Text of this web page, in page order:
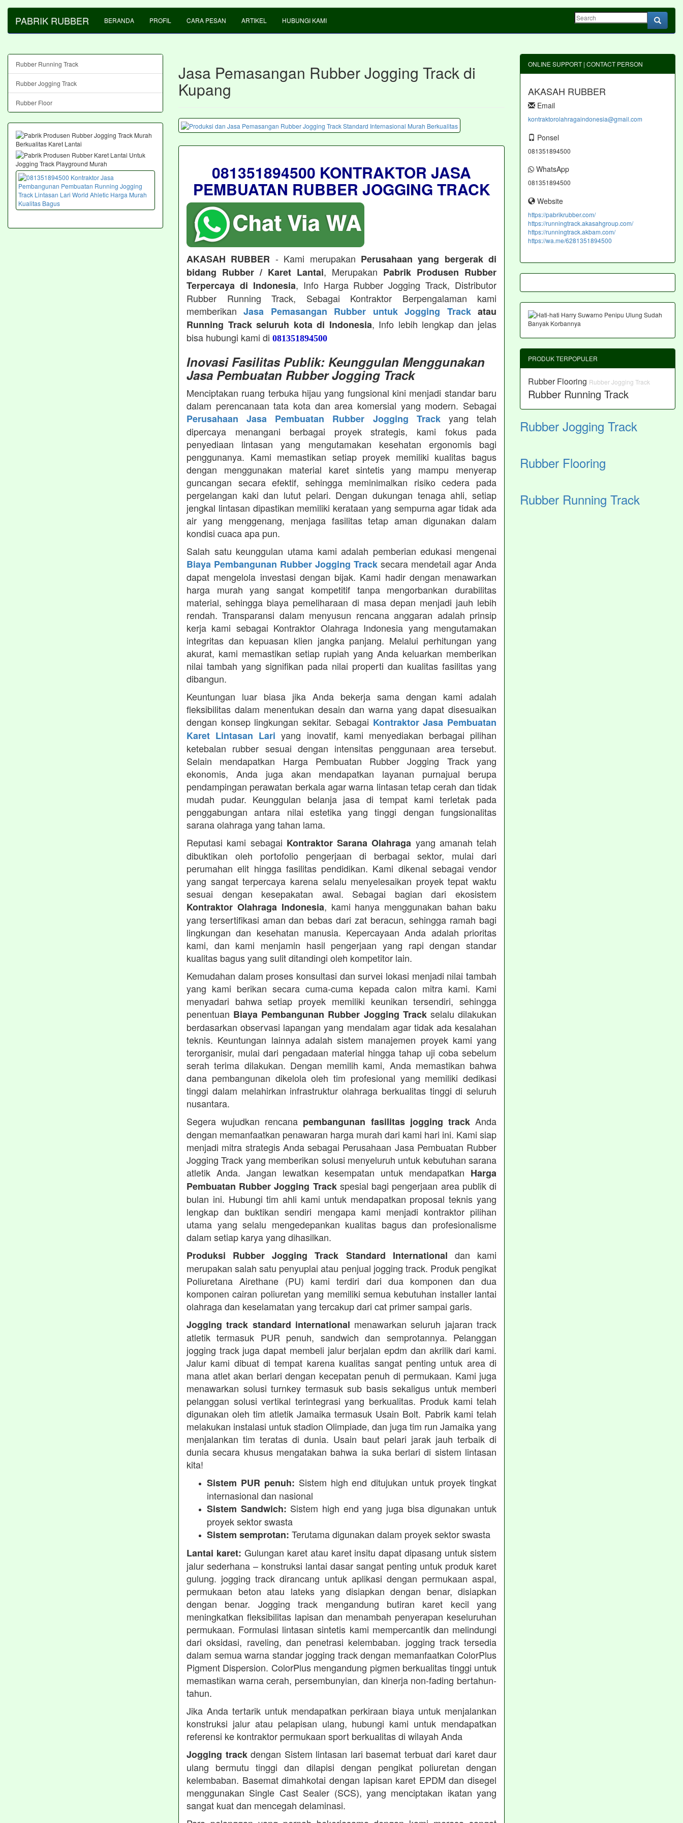
PABRIK RUBBER BERANDA PROFIL CARA PESAN ARTIKEL HUBUNGI KAMI
Jasa Pemasangan Rubber Jogging Track di
Kupang
081351894500 KONTRAKTOR JASA
PEMBUATAN RUBBER JOGGING TRACK
AKASAH RUBBER - Kami merupakan Perusahaan yang bergerak di
bidang Rubber / Karet Lantai, Merupakan Pabrik Produsen Rubber
Terpercaya di Indonesia, Info Harga Rubber Jogging Track, Distributor
Rubber Running Track, Sebagai Kontraktor Berpengalaman kami
memberikanJasa Pemasangan Rubber untuk Jogging Trackatau
Running Track seluruh kota di Indonesia, Info lebih lengkap dan jelas
bisa hubungi kami di 081351894500
Inovasi Fasilitas Publik: Keunggulan Menggunakan
Jasa Pembuatan Rubber Jogging Track
Menciptakan ruang terbuka hijau yang fungsional kini menjadi standar baru
dalam perencanaan tata kota dan area komersial yang modern. Sebagai
Perusahaan Jasa Pembuatan Rubber Jogging Trackyang telah
dipercaya menangani berbagai proyek strategis, kami fokus pada
penyediaan lintasan yang mengutamakan kesehatan ergonomis bagi
penggunanya. Kami memastikan setiap proyek memiliki kualitas bagus
dengan menggunakan material karet sintetis yang mampu menyerap
guncangan secara efektif, sehingga meminimalkan risiko cedera pada
pergelangan kaki dan lutut pelari. Dengan dukungan tenaga ahli, setiap
jengkal lintasan dipastikan memiliki kerataan yang sempurna agar tidak ada
air yang menggenang, menjaga fasilitas tetap aman digunakan dalam
kondisi cuaca apa pun.
Salah satu keunggulan utama kami adalah pemberian edukasi mengenai
Biaya Pembangunan Rubber Jogging Track secara mendetail agar Anda
dapat mengelola investasi dengan bijak. Kami hadir dengan menawarkan
harga murah yang sangat kompetitif tanpa mengorbankan durabilitas
material, sehingga biaya pemeliharaan di masa depan menjadi jauh lebih
rendah. Transparansi dalam menyusun rencana anggaran adalah prinsip
kerja kami sebagai Kontraktor Olahraga Indonesia yang mengutamakan
integritas dan kepuasan klien jangka panjang. Melalui perhitungan yang
akurat, kami memastikan setiap rupiah yang Anda keluarkan memberikan
nilai tambah yang signifikan pada nilai properti dan kualitas fasilitas yang
dibangun.
Keuntungan luar biasa jika Anda bekerja sama dengan kami adalah
fleksibilitas dalam menentukan desain dan warna yang dapat disesuaikan
dengan konsep lingkungan sekitar. Sebagai Kontraktor Jasa Pembuatan
Karet Lintasan Lari yang inovatif, kami menyediakan berbagai pilihan
ketebalan rubber sesuai dengan intensitas penggunaan area tersebut.
Selain mendapatkan Harga Pembuatan Rubber Jogging Track yang
ekonomis, Anda juga akan mendapatkan layanan purnajual berupa
pendampingan perawatan berkala agar warna lintasan tetap cerah dan tidak
mudah pudar. Keunggulan belanja jasa di tempat kami terletak pada
penggabungan antara nilai estetika yang tinggi dengan fungsionalitas
sarana olahraga yang tahan lama.
Reputasi kami sebagai Kontraktor Sarana Olahraga yang amanah telah
dibuktikan oleh portofolio pengerjaan di berbagai sektor, mulai dari
perumahan elit hingga fasilitas pendidikan. Kami dikenal sebagai vendor
yang sangat terpercaya karena selalu menyelesaikan proyek tepat waktu
sesuai dengan kesepakatan awal. Sebagai bagian dari ekosistem
Kontraktor Olahraga Indonesia, kami hanya menggunakan bahan baku
yang tersertifikasi aman dan bebas dari zat beracun, sehingga ramah bagi
lingkungan dan kesehatan manusia. Kepercayaan Anda adalah prioritas
kami, dan kami menjamin hasil pengerjaan yang rapi dengan standar
kualitas bagus yang sulit ditandingi oleh kompetitor lain.
Kemudahan dalam proses konsultasi dan survei lokasi menjadi nilai tambah
yang kami berikan secara cuma-cuma kepada calon mitra kami. Kami
menyadari bahwa setiap proyek memiliki keunikan tersendiri, sehingga
penentuan Biaya Pembangunan Rubber Jogging Trackselalu dilakukan
berdasarkan observasi lapangan yang mendalam agar tidak ada kesalahan
teknis. Keuntungan lainnya adalah sistem manajemen proyek kami yang
terorganisir, mulai dari pengadaan material hingga tahap uji coba sebelum
serah terima dilakukan. Dengan memilih kami, Anda memastikan bahwa
dana pembangunan dikelola oleh tim profesional yang memiliki dedikasi
tinggi dalam melahirkan infrastruktur olahraga berkualitas tinggi di seluruh
nusantara.
Segera wujudkan rencana pembangunan fasilitas jogging trackAnda
dengan memanfaatkan penawaran harga murah dari kami hari ini. Kami siap
menjadi mitra strategis Anda sebagai Perusahaan Jasa Pembuatan Rubber
Jogging Track yang memberikan solusi menyeluruh untuk kebutuhan sarana
atletik Anda. Jangan lewatkan kesempatan untuk mendapatkan Harga
Pembuatan Rubber Jogging Trackspesial bagi pengerjaan area publik di
bulan ini. Hubungi tim ahli kami untuk mendapatkan proposal teknis yang
lengkap dan buktikan sendiri mengapa kami menjadi kontraktor pilihan
utama yang selalu mengedepankan kualitas bagus dan profesionalisme
dalam setiap karya yang dihasilkan.
Produksi Rubber Jogging Track Standard International dan kami
merupakan salah satu penyuplai atau penjual jogging track. Produk pengikat
Poliuretana Airethane (PU) kami terdiri dari dua komponen dan dua
komponen cairan poliuretan yang memiliki semua kebutuhan installer lantai
olahraga dan keselamatan yang tercakup dari cat primer sampai garis.
Jogging track standard international menawarkan seluruh jajaran track
atletik termasuk PUR penuh, sandwich dan semprotannya. Pelanggan
jogging track juga dapat membeli jalur berjalan epdm dan akrilik dari kami.
Jalur kami dibuat di tempat karena kualitas sangat penting untuk area di
mana atlet akan berlari dengan kecepatan penuh di permukaan. Kami juga
menawarkan solusi turnkey termasuk sub basis sekaligus untuk memberi
pelanggan solusi vertikal terintegrasi yang berkualitas. Produk kami telah
digunakan oleh tim atletik Jamaika termasuk Usain Bolt. Pabrik kami telah
melakukan instalasi untuk stadion Olimpiade, dan juga tim run Jamaika yang
menjalankan tim teratas di dunia. Usain baut pelari jarak jauh terbaik di
dunia secara khusus mengatakan bahwa ia suka berlari di sistem lintasan
kita!
Sistem PUR penuh: Sistem high end ditujukan untuk proyek tingkat
internasional dan nasional
Sistem Sandwich: Sistem high end yang juga bisa digunakan untuk
proyek sektor swasta
Sistem semprotan: Terutama digunakan dalam proyek sektor swasta
Lantai karet: Gulungan karet atau karet insitu dapat dipasang untuk sistem
jalur sederhana – konstruksi lantai dasar sangat penting untuk produk karet
gulung. jogging track dirancang untuk aplikasi dengan permukaan aspal,
permukaan beton atau lateks yang disiapkan dengan benar, disiapkan
dengan benar. Jogging track mengandung butiran karet kecil yang
meningkatkan fleksibilitas lapisan dan menambah penyerapan keseluruhan
permukaan. Formulasi lintasan sintetis kami mempercantik dan melindungi
dari oksidasi, raveling, dan penetrasi kelembaban. jogging track tersedia
dalam semua warna standar jogging track dengan memanfaatkan ColorPlus
Pigment Dispersion. ColorPlus mengandung pigmen berkualitas tinggi untuk
memastikan warna cerah, persembunyian, dan kinerja non-fading bertahun-
tahun.
Jika Anda tertarik untuk mendapatkan perkiraan biaya untuk menjalankan
konstruksi jalur atau pelapisan ulang, hubungi kami untuk mendapatkan
referensi ke kontraktor permukaan sport berkualitas di wilayah Anda
Jogging trackdengan Sistem lintasan lari basemat terbuat dari karet daur
ulang bermutu tinggi dan dilapisi dengan pengikat poliuretan dengan
kelembaban. Basemat dimahkotai dengan lapisan karet EPDM dan disegel
menggunakan Single Cast Sealer (SCS), yang menciptakan ikatan yang
sangat kuat dan mencegah delaminasi.
Rubber Running Track
Rubber Jogging Track
Rubber Floor
ONLINE SUPPORT | CONTACT PERSON
AKASAH RUBBER
Email
kontraktorolahragaindonesia@gmail.com
Ponsel
081351894500
WhatsApp
081351894500
Website
https://pabrikrubber.com/
https://runningtrack.akasahgroup.com/
https://runningtrack.akbam.com/
https://wa.me/6281351894500
PRODUK TERPOPULER
Rubber Flooring Rubber Jogging Track
Rubber Running Track
Rubber Jogging Track
Rubber Flooring
Rubber Running Track